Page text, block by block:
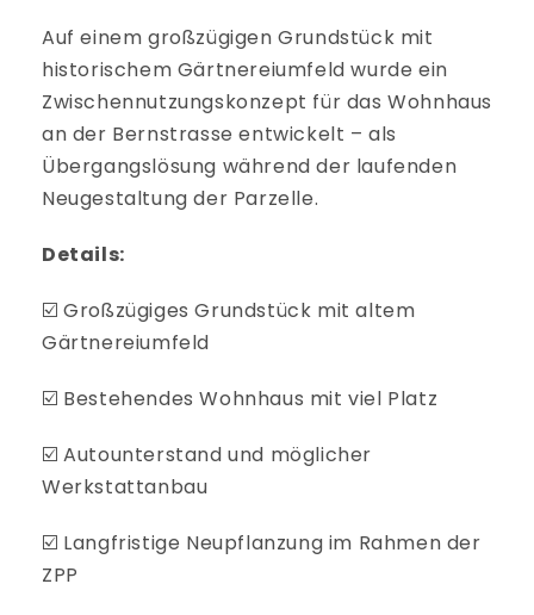
Auf einem großzügigen Grundstück mit
historischem Gärtnereiumfeld wurde ein
Zwischennutzungskonzept für das Wohnhaus
an der Bernstrasse entwickelt – als
Übergangslösung während der laufenden
Neugestaltung der Parzelle.
Details:
☑️ Großzügiges Grundstück mit altem
Gärtnereiumfeld
☑️ Bestehendes Wohnhaus mit viel Platz
☑️ Autounterstand und möglicher
Werkstattanbau
☑️ Langfristige Neupflanzung im Rahmen der
ZPP